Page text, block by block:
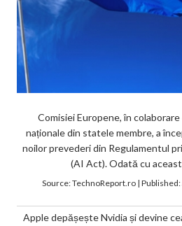
Comisiei Europene, în
naționale din statele membre, a
noilor prevederi din Regulamentul
(AI Act). Odată cu
Source:TechnoReport.ro| Published:
Apple depășește Nvidia și devine